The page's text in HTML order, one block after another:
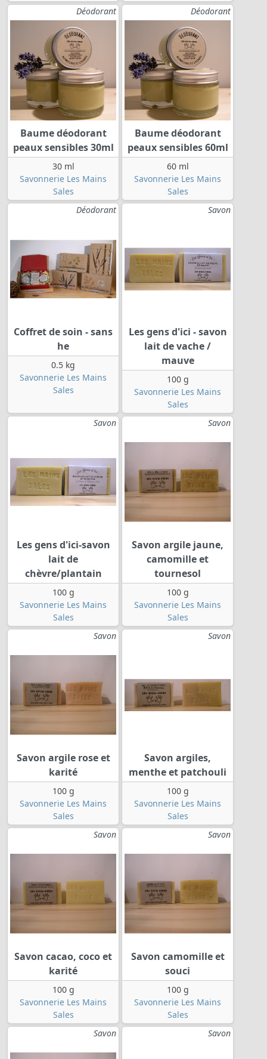
Déodorant
Baume déodorant
peaux sensibles 30ml
30 ml
Savonnerie Les Mains
Sales
Déodorant
Baume déodorant
peaux sensibles 60ml
60 ml
Savonnerie Les Mains
Sales
Déodorant
Coffret de soin - sans
he
0.5 kg
Savonnerie Les Mains
Sales
Savon
Les gens d'ici - savon
lait de vache /
mauve
100 g
Savonnerie Les Mains
Sales
Savon
Les gens d'ici-savon
lait de
chèvre/plantain
100 g
Savonnerie Les Mains
Sales
Savon
Savon argile jaune,
camomille et
tournesol
100 g
Savonnerie Les Mains
Sales
Savon
Savon argile rose et
karité
100 g
Savonnerie Les Mains
Sales
Savon
Savon argiles,
menthe et patchouli
100 g
Savonnerie Les Mains
Sales
Savon
Savon cacao, coco et
karité
100 g
Savonnerie Les Mains
Sales
Savon
Savon camomille et
souci
100 g
Savonnerie Les Mains
Sales
Savon
Savon